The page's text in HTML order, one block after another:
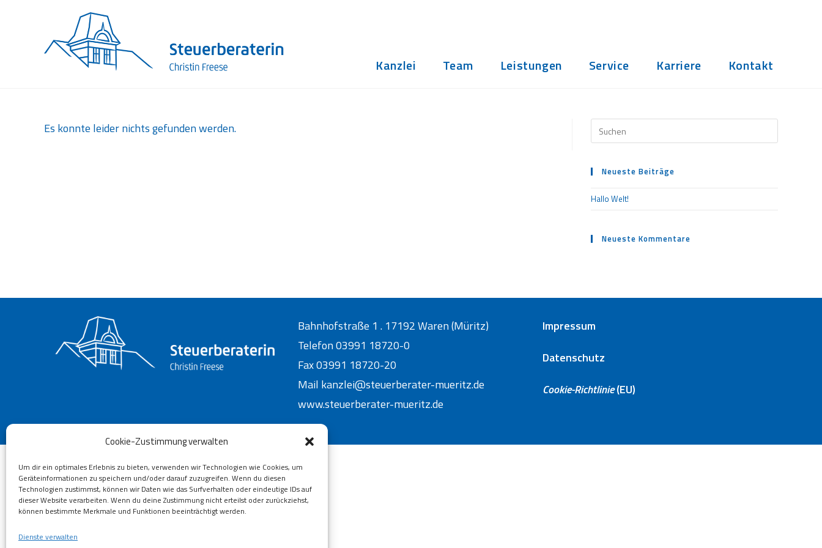
Cookie-Zustimmung verwalten
Um dir ein optimales Erlebnis zu bieten, verwenden wir Technologien wie Cookies, um
Geräteinformationen zu speichern und/oder darauf zuzugreifen. Wenn du diesen
Technologien zustimmst, können wir Daten wie das Surfverhalten oder eindeutige IDs auf
dieser Website verarbeiten. Wenn du deine Zustimmung nicht erteilst oder zurückziehst,
können bestimmte Merkmale und Funktionen beeinträchtigt werden.
Dienste verwalten
Kanzlei Team Leistungen Service Karriere Kontakt
Es konnte leider nichts gefunden werden.
Escape
Neueste Beiträge
Hallo Welt!
Neueste Kommentare
Bahnhofstraße 1 . 17192 Waren (Müritz)
Telefon 03991 18720-0
Fax 03991 18720-20
Mail kanzlei@steuerberater-mueritz.de
www.steuerberater-mueritz.de
Impressum
Datenschutz
Cookie-Richtlinie(EU)